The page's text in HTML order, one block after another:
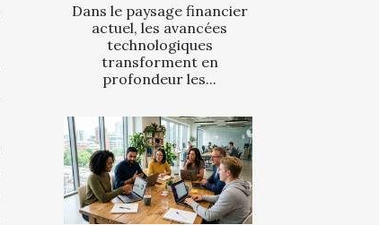
Dans le paysage financier
actuel, les avancées
technologiques
transforment en
profondeur les...